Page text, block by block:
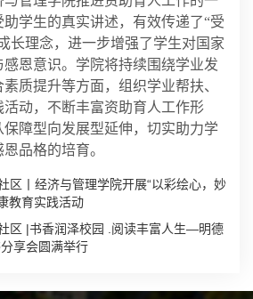
学生的真实讲述，有效传递了“受
理念，进一步增强了学生对国家
恩意识。学院将持续围绕学业发
质提升等方面，组织学业帮扶、
动，不断丰富资助育人工作形
障型向发展型延伸，切实助力学
品格的培育。
区丨经济与管理学院开展“以彩绘心，妙
教育实践活动
区 |书香润泽校园 .阅读丰富人生—明德
享会圆满举行